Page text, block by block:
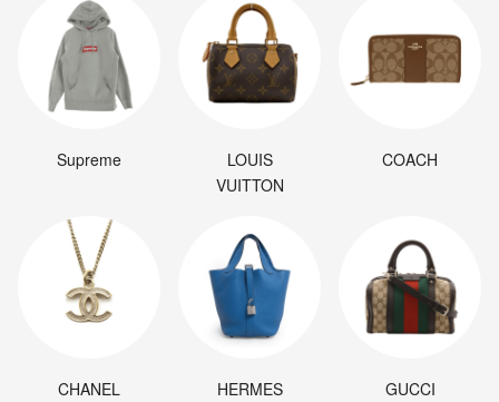
Supreme
LOUIS
VUITTON
COACH
CHANEL HERMES GUCCI